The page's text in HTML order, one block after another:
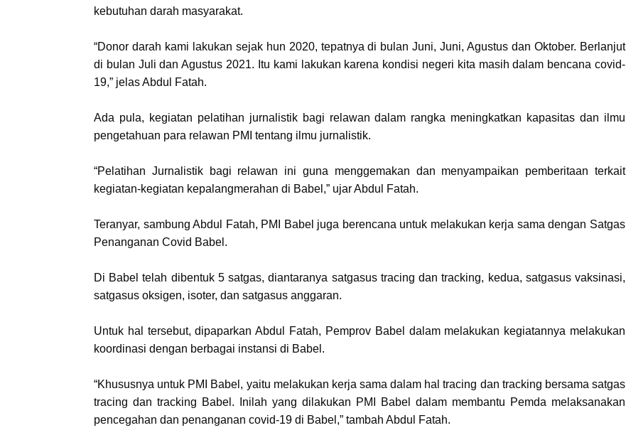
kebutuhan darah masyarakat.
“Donor darah kami lakukan sejak hun 2020, tepatnya di bulan Juni, Juni, Agustus dan Oktober. Berlanjut
di bulan Juli dan Agustus 2021. Itu kami lakukan karena kondisi negeri kita masih dalam bencana covid-
19,” jelas Abdul Fatah.
Ada pula, kegiatan pelatihan jurnalistik bagi relawan dalam rangka meningkatkan kapasitas dan ilmu
pengetahuan para relawan PMI tentang ilmu jurnalistik.
“Pelatihan Jurnalistik bagi relawan ini guna menggemakan dan menyampaikan pemberitaan terkait
kegiatan-kegiatan kepalangmerahan di Babel,” ujar Abdul Fatah.
Teranyar, sambung Abdul Fatah, PMI Babel juga berencana untuk melakukan kerja sama dengan Satgas
Penanganan Covid Babel.
Di Babel telah dibentuk 5 satgas, diantaranya satgasus tracing dan tracking, kedua, satgasus vaksinasi,
satgasus oksigen, isoter, dan satgasus anggaran.
Untuk hal tersebut, dipaparkan Abdul Fatah, Pemprov Babel dalam melakukan kegiatannya melakukan
koordinasi dengan berbagai instansi di Babel.
“Khususnya untuk PMI Babel, yaitu melakukan kerja sama dalam hal tracing dan tracking bersama satgas
tracing dan tracking Babel. Inilah yang dilakukan PMI Babel dalam membantu Pemda melaksanakan
pencegahan dan penanganan covid-19 di Babel,” tambah Abdul Fatah.